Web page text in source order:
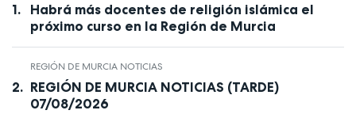
Habrá más docentes de religión islámica el
próximo curso en la Región de Murcia
REGIÓN DE MURCIA NOTICIAS
REGIÓN DE MURCIA NOTICIAS (TARDE)
07/08/2026